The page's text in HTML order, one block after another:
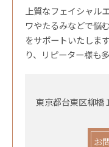
上質なフェイシャル
ワやたるみなどで悩
をサポートいたしま
り、リピーター様も
東京都台東区柳橋
お